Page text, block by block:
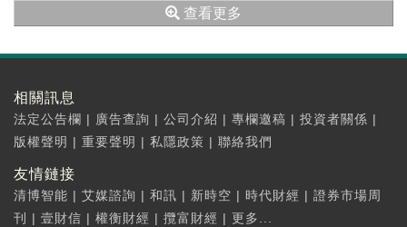
查看更多
相關訊息
法定公告欄 | 廣告查詢 | 公司介紹 | 專欄邀稿 | 投資者關係 |
版權聲明 | 重要聲明 | 私隱政策 | 聯絡我們
友情鏈接
清博智能 | 艾媒諮詢 | 和訊 | 新時空 | 時代財經 | 證券市場周
刊
| 壹財信 | 權衡財經 | 攬富財經 | 更多...